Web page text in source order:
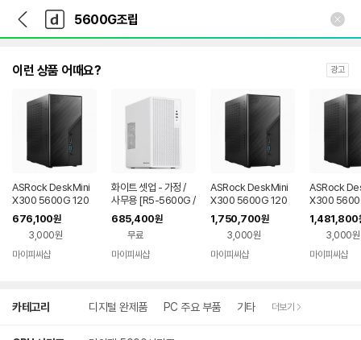
다
나
와
가
다
와
인
이런 상품 어때요? 광고
ASRock DeskMini
X300 5600G 120
W 디앤디컴 (8GB, M.
2 256GB)
676,100원
3,000원
마이피씨샵
화이트 셋업 - 가정 /
사무용 [R5-5600G /
내장그래픽]
685,400원
무료
마이피씨샵
ASRock DeskMini
X300 5600G 120
W 디앤디컴 (64GB,
M.2 2TB)
1,750,700원
3,000원
마이피씨샵
ASRock
X300
W 디앤디컴
M.2 512GB)
1,481,800
3,000원
마이피씨샵
카테고리 디지털 완제품 PC 주요 부품 기타 더보기